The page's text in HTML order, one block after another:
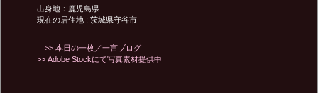
出身地：鹿児島県
現在の居住地 : 茨城県守谷市
>> 本日の一枚／一言ブログ
>> Adobe Stockにて写真素材提供中